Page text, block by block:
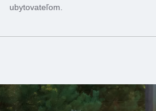
ubytovateľom.